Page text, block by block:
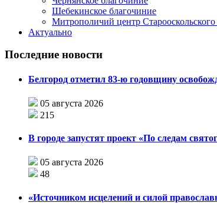
Шебекинское благочиние
Митрополичий центр Старооскольского
Актуально
Последние новости
Белгород отметил 83-ю годовщину
05 августа 2026
215
В городе запустят проект «По следам
05 августа 2026
48
«Источником исцелений и силой